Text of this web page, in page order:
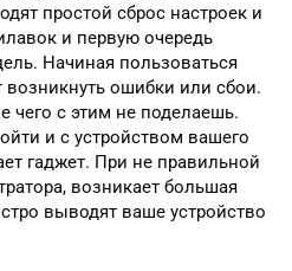
простой сброс настроек и
и первую очередь
Начиная пользоваться
возникнуть ошибки или сбои.
чего с этим не поделаешь.
и с устройством вашего
гаджет. При не правильной
возникает большая
выводят ваше устройство